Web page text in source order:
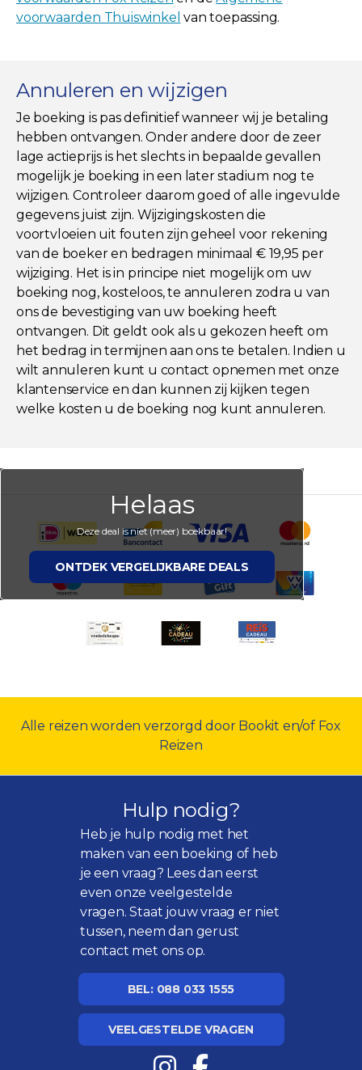
voorwaarden Thuiswinkel van toepassing.
Annuleren en wijzigen
Je boeking is pas definitief wanneer wij je betaling
hebben ontvangen. Onder andere door de zeer
lage actieprijs is het slechts in bepaalde gevallen
mogelijk je boeking in een later stadium nog te
wijzigen. Controleer daarom goed of alle ingevulde
gegevens juist zijn. Wijzigingskosten die
voortvloeien uit fouten zijn geheel voor rekening
van de boeker en bedragen minimaal € 19,95 per
wijziging. Het is in principe niet mogelijk om uw
boeking nog, kosteloos, te annuleren zodra u van
ons de bevestiging van uw boeking heeft
ontvangen. Dit geldt ook als u gekozen heeft om
het bedrag in termijnen aan ons te betalen. Indien u
wilt annuleren kunt u contact opnemen met onze
klantenservice en dan kunnen zij kijken tegen
welke kosten u de boeking nog kunt annuleren.
Helaas
Deze deal is niet (meer) boekbaar!
ONTDEK VERGELIJKBARE DEALS
Alle reizen worden verzorgd door Bookit en/of Fox
Reizen
Hulp nodig?
Heb je hulp nodig met het
maken van een boeking of heb
je een vraag? Lees dan eerst
even onzeveelgestelde
vragen. Staat jouw vraag er niet
tussen, neem dan gerust
contact met ons op.
BEL: 088 033 1555
VEELGESTELDE VRAGEN